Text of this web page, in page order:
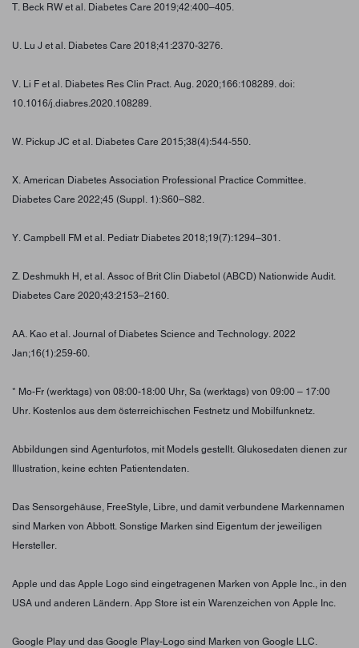
T. Beck RW et al. Diabetes Care 2019;42:400–405.
U. Lu J et al. Diabetes Care 2018;41:2370-3276.
V. Li F et al. Diabetes Res Clin Pract. Aug. 2020;166:108289. doi:
10.1016/j.diabres.2020.108289.
W. Pickup JC et al. Diabetes Care 2015;38(4):544-550.
X. American Diabetes Association Professional Practice Committee.
Diabetes Care 2022;45 (Suppl. 1):S60–S82.
Y. Campbell FM et al. Pediatr Diabetes 2018;19(7):1294–301.
Z. Deshmukh H, et al. Assoc of Brit Clin Diabetol (ABCD) Nationwide Audit.
Diabetes Care 2020;43:2153–2160.
AA. Kao et al. Journal of Diabetes Science and Technology. 2022
Jan;16(1):259-60.
* Mo-Fr (werktags) von 08:00-18:00 Uhr, Sa (werktags) von 09:00 – 17:00
Uhr. Kostenlos aus dem österreichischen Festnetz und Mobilfunknetz.
Abbildungen sind Agenturfotos, mit Models gestellt. Glukosedaten dienen zur
Illustration, keine echten Patientendaten.
Das Sensorgehäuse, FreeStyle, Libre, und damit verbundene Markennamen
sind Marken von Abbott. Sonstige Marken sind Eigentum der jeweiligen
Hersteller.
Apple und das Apple Logo sind eingetragenen Marken von Apple Inc., in den
USA und anderen Ländern. App Store ist ein Warenzeichen von Apple Inc.
Google Play und das Google Play-Logo sind Marken von Google LLC.